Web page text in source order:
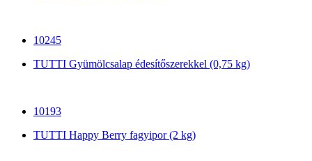
10245
TUTTI Gyümölcsalap édesítőszerekkel (0,75 kg)
10193
TUTTI Happy Berry fagyipor (2 kg)